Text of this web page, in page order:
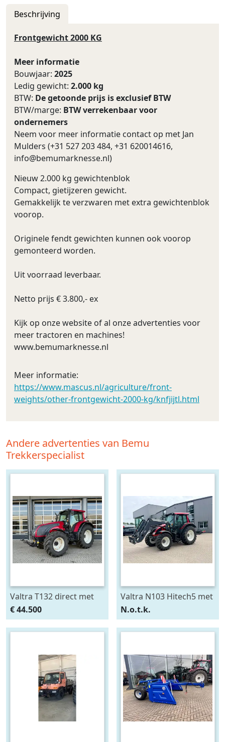
Beschrijving
Frontgewicht 2000 KG
Meer informatie
Bouwjaar: 2025
Ledig gewicht: 2.000 kg
BTW: De getoonde prijs is exclusief BTW
BTW/marge: BTW verrekenbaar voor
ondernemers
Neem voor meer informatie contact op met Jan
Mulders (+31 527 203 484, +31 620014616,
info@bemumarknesse.nl)
Nieuw 2.000 kg gewichtenblok
Compact, gietijzeren gewicht.
Gemakkelijk te verzwaren met extra gewichtenblok
voorop.
Originele fendt gewichten kunnen ook voorop
gemonteerd worden.
Uit voorraad leverbaar.
Netto prijs € 3.800,- ex
Kijk op onze website of al onze advertenties voor
meer tractoren en machines!
www.bemumarknesse.nl
Meer informatie:
https://www.mascus.nl/agriculture/front-
weights/other-frontgewicht-2000-kg/knfjijtl.html
Andere advertenties van Bemu
Trekkerspecialist
Valtra T132 direct met
Fronthef en PTO (bj
2010)
€ 44.500
Valtra N103 Hitech5 met
voorlader (bj 2013)
N.o.t.k.